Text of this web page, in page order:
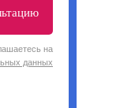
на
данных